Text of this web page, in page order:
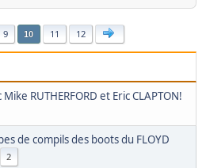
9 10 11 12
RUTHERFORD et Eric CLAPTON!
de compils des boots du FLOYD
2